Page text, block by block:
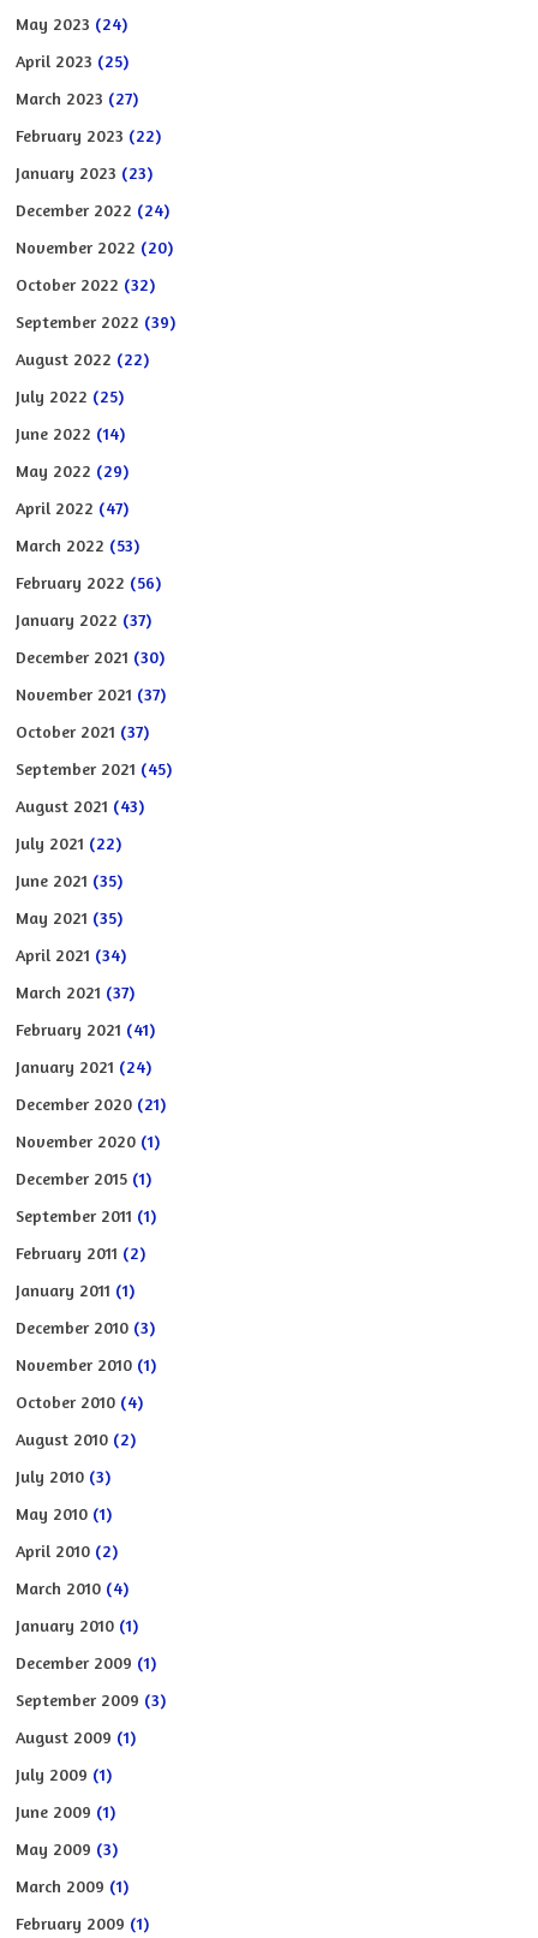
May 2023 (24)
April 2023 (25)
March 2023 (27)
February 2023 (22)
January 2023 (23)
December 2022 (24)
November 2022 (20)
October 2022 (32)
September 2022 (39)
August 2022 (22)
July 2022 (25)
June 2022 (14)
May 2022 (29)
April 2022 (47)
March 2022 (53)
February 2022 (56)
January 2022 (37)
December 2021 (30)
November 2021 (37)
October 2021 (37)
September 2021 (45)
August 2021 (43)
July 2021 (22)
June 2021 (35)
May 2021 (35)
April 2021 (34)
March 2021 (37)
February 2021 (41)
January 2021 (24)
December 2020 (21)
November 2020 (1)
December 2015 (1)
September 2011 (1)
February 2011 (2)
January 2011 (1)
December 2010 (3)
November 2010 (1)
October 2010 (4)
August 2010 (2)
July 2010 (3)
May 2010 (1)
April 2010 (2)
March 2010 (4)
January 2010 (1)
December 2009 (1)
September 2009 (3)
August 2009 (1)
July 2009 (1)
June 2009 (1)
May 2009 (3)
March 2009 (1)
February 2009 (1)